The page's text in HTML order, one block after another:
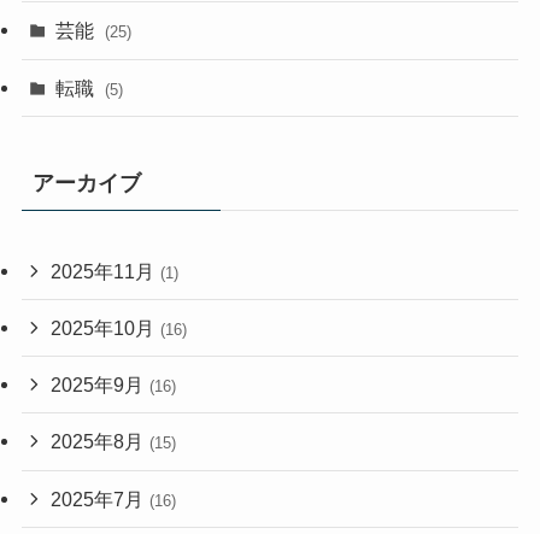
芸能 (25)
転職 (5)
アーカイブ
2025年11月 (1)
2025年10月 (16)
2025年9月 (16)
2025年8月 (15)
2025年7月 (16)